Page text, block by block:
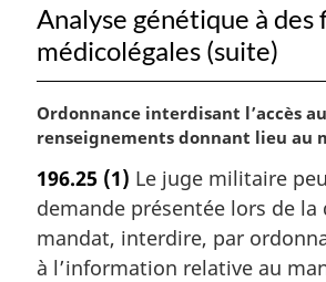
Analyse génétique à des
médicolégales (suite)
N
o
e
m
a
r
Ordonnance interdisant l’accès
renseignements donnant lieu au
196.25 (1) Le juge militaire
demande présentée lors de la
mandat, interdire, par
à l’information relative au